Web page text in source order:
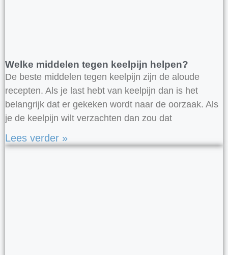
Welke middelen tegen keelpijn helpen?
De beste middelen tegen keelpijn zijn de aloude
recepten. Als je last hebt van keelpijn dan is het
belangrijk dat er gekeken wordt naar de oorzaak. Als
je de keelpijn wilt verzachten dan zou dat
Lees verder »